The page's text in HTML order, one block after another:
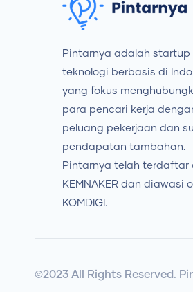
Pintarnya adalah startup
teknologi berbasis di
yang fokus
para pencari kerja
peluang pekerjaan dan
pendapatan tambahan.
Pintarnya telah terdaftar
KEMNAKER dan diawasi
KOMDIGI.
©2023 All Rights Reserved.